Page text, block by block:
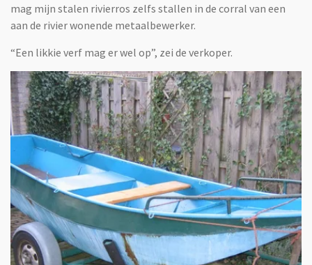
mag mijn stalen rivierros zelfs stallen in de corral van een
aan de rivier wonende metaalbewerker.
“Een likkie verf mag er wel op”, zei de verkoper.